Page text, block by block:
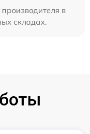
в
складах.